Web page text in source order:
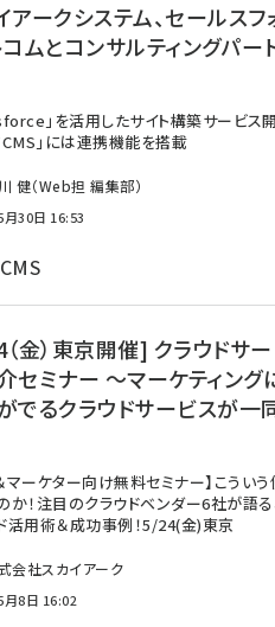
アークシステム、セールスフ
コムとコンサルティングパー
」を活用したサイト構築サービス
」には連携機能を搭載
健（Web担 編集部）
30日 16:53
CMS
金）東京開催] クラウドサ
セミナー ～マーケティング
でるクラウドサービスが一
マーケター向け無料セミナー】こうい
か！注目のクラウドベンダー6社が語る
活用術＆成功事例！5/24(金)東京
会社スカイアーク
8日 16:02